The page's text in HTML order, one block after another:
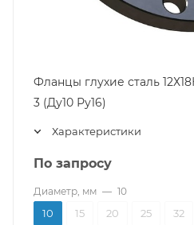
Фланцы глухие сталь
3 (Ду10 Ру16)
Характеристики
По запросу
Диаметр, мм — 10
10 15 20 25 32